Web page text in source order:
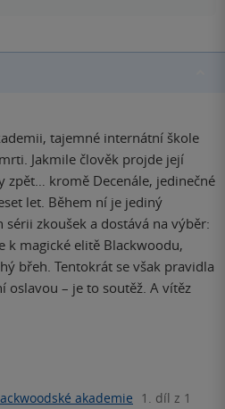
tajemné internátní škole
Jakmile člověk projde její
zpět… kromě Decenále, jedinečné
let. Během ní je jediný
zkoušek a dostává na výběr:
k magické elitě Blackwoodu,
břeh. Tentokrát se však pravidla
oslavou – je to soutěž. A vítěz
akademie 1. díl z 1